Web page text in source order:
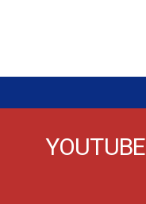
YOUTUBE